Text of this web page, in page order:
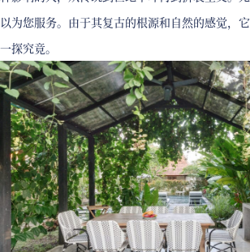
以为您服务。由于其复古的根源和自然的感觉，
一探究竟。